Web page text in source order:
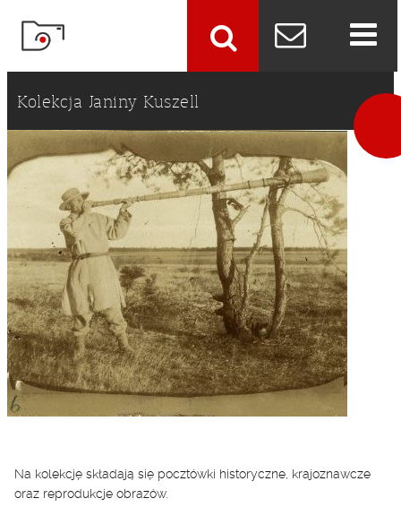
Kolekcja Janiny Kuszell
Na kolekcję składają się pocztówki historyczne, krajoznawcze
oraz reprodukcje obrazów.